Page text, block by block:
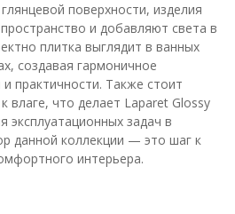
поверхности, изделия
и добавляют света в
плитка выглядит в ванных
создавая гармоничное
практичности. Также стоит
влаге, что делает Laparet Glossy
задач в
данной коллекции — это шаг к
интерьера.